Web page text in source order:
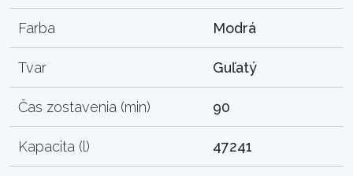
Farba Modrá
Tvar Guľatý
Čas zostavenia (min) 90
Kapacita (l) 47241